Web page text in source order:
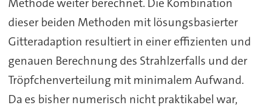
dieser beiden Methoden mit lösungsbasierter
Gitteradaption resultiert in einer effizienten und
genauen Berechnung des Strahlzerfalls und der
Tröpfchenverteilung mit minimalem Aufwand.
Da es bisher numerisch nicht praktikabel war,